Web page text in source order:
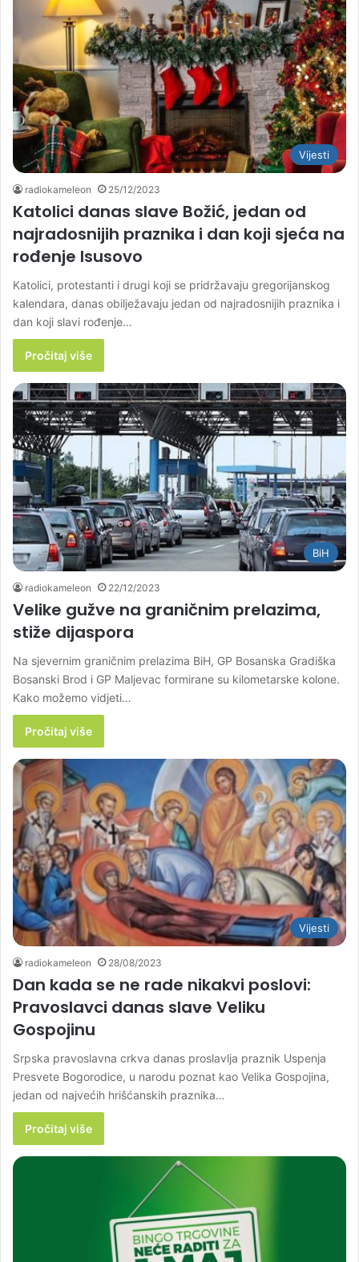
Vijesti
radiokameleon 25/12/2023
Katolici danas slave Božić, jedan od
najradosnijih praznika i dan koji sjeća na
rođenje Isusovo
Katolici, protestanti i drugi koji se pridržavaju gregorijanskog
kalendara, danas obilježavaju jedan od najradosnijih praznika i
dan koji slavi rođenje…
Pročitaj više
BiH
radiokameleon 22/12/2023
Velike gužve na graničnim prelazima,
stiže dijaspora
Na sjevernim graničnim prelazima BiH, GP Bosanska Gradiška
Bosanski Brod i GP Maljevac formirane su kilometarske kolone.
Kako možemo vidjeti…
Pročitaj više
Vijesti
radiokameleon 28/08/2023
Dan kada se ne rade nikakvi poslovi:
Pravoslavci danas slave Veliku
Gospojinu
Srpska pravoslavna crkva danas proslavlja praznik Uspenja
Presvete Bogorodice, u narodu poznat kao Velika Gospojina,
jedan od najvećih hrišćanskih praznika…
Pročitaj više